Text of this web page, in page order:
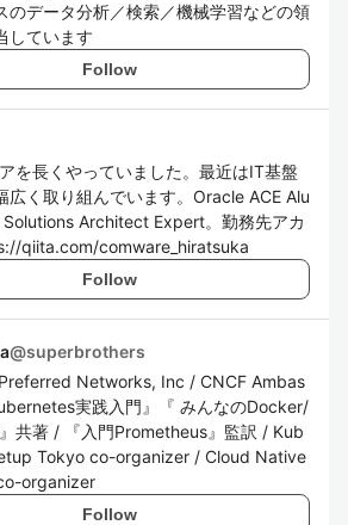
のデータ分析／検索／機械学習などの領
しています
Follow
を長くやっていました。最近はIT基盤
広く取り組んでいます。Oracle ACE Alu
Architect Expert。勤務先アカ
qiita.com/comware_hiratsuka
Follow
@superbrothers
Networks, Inc / CNCF Ambas
実践入門』『 みんなのDocker/
共著 / 『入門Prometheus』監訳 / Kub
Tokyo co-organizer / Cloud Native
organizer
Follow